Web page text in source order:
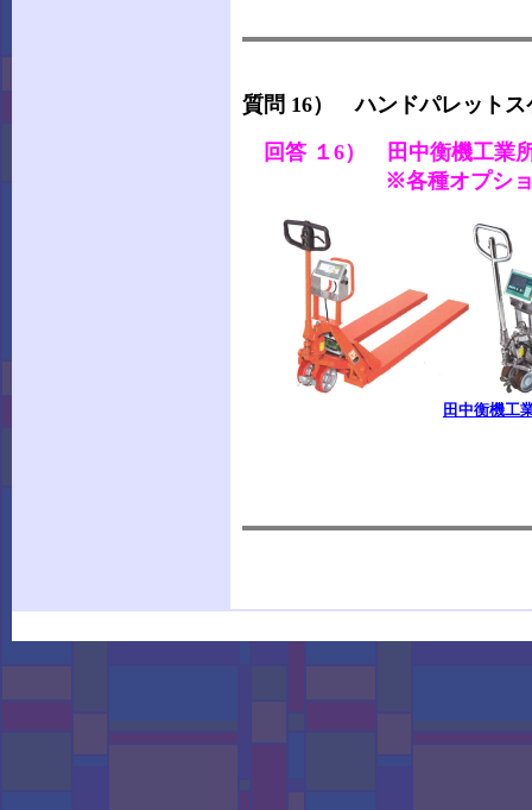
質問 16） ハンドパレットス
回答 １6） 田中衡機工業
※各種オプション、取
田中衡機工